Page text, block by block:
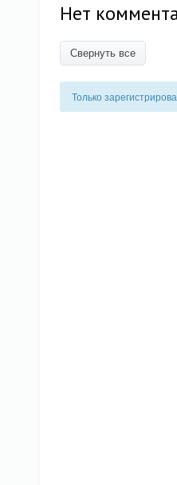
Нет
Свернуть все
Только